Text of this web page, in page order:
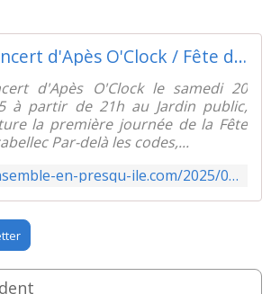
Mesquer - Concert d'Apès O'Clock / Fête de la mer - Samedi 20 septembre 2025 - Ensemble en presqu'ile de Guérande
d'Apès O'Clock le samedi 20
à partir de 21h au Jardin public,
la première journée de la Fête
Par-delà les codes,...
https://www.ensemble-en-presqu-ile.com/2025/06/mesquer/quimiac-concert-d-apes-o-clock-samedi-20-septembre-2025.html